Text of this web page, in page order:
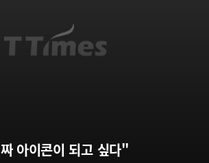
아이콘이 되고 싶다"